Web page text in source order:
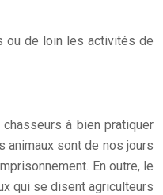
ou de loin les activités de
à bien pratiquer
animaux sont de nos jours
En outre, le
qui se disent agriculteurs